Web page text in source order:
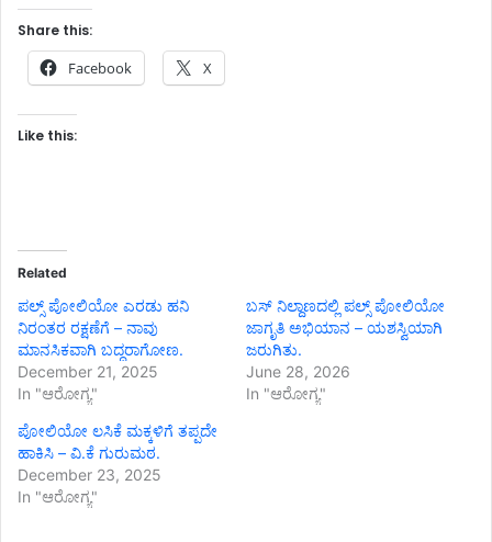
Share this:
Facebook X
Like this:
Related
ಪಲ್ಸ್ ಪೋಲಿಯೋ ಎರಡು ಹನಿ
ನಿರಂತರ ರಕ್ಷಣೆಗೆ – ನಾವು
ಮಾನಸಿಕವಾಗಿ ಬದ್ಧರಾಗೋಣ.
December 21, 2025
In "ಆರೋಗ್ಯ"
ಬಸ್ ನಿಲ್ದಾಣದಲ್ಲಿ ಪಲ್ಸ್ ಪೋಲಿಯೋ
ಜಾಗೃತಿ ಅಭಿಯಾನ – ಯಶಸ್ವಿಯಾಗಿ
ಜರುಗಿತು.
June 28, 2026
In "ಆರೋಗ್ಯ"
ಪೋಲಿಯೋ ಲಸಿಕೆ ಮಕ್ಕಳಿಗೆ ತಪ್ಪದೇ
ಹಾಕಿಸಿ – ವಿ.ಕೆ ಗುರುಮಠ.
December 23, 2025
In "ಆರೋಗ್ಯ"